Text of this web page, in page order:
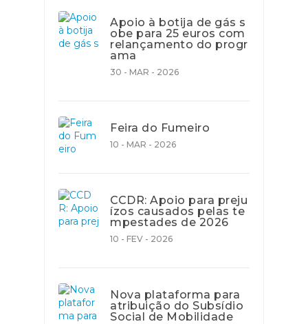
Apoio à botija de gás s
obe para 25 euros com
relançamento do progr
ama
30 - MAR - 2026
Feira do Fumeiro
10 - MAR - 2026
CCDR: Apoio para preju
ízos causados pelas te
mpestades de 2026
10 - FEV - 2026
Nova plataforma para
atribuição do Subsídio
Social de Mobilidade